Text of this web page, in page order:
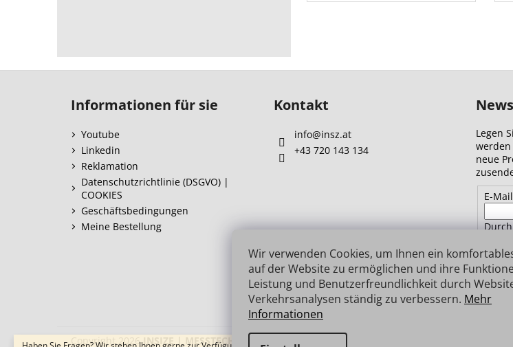
Wir verwenden Cookies, um Ihnen ein
auf der Website zu ermöglichen und ihre
Leistung und Benutzerfreundlichkeit durch
Verkehrsanalysen ständig zu verbessern. Mehr
Informationen
Informationen für sie
Youtube
Linkedin
Reklamation
Datenschutzrichtlinie (DSGVO) |
COOKIES
Geschäftsbedingungen
Meine Bestellung
Kontakt
info@insz.at
+43 720 143 134
Legen
neue
E-Mail
Copyright 2026 INSIZE | MESSTECHNIK